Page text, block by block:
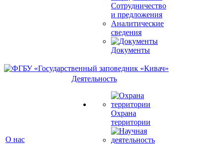
Сотрудничество
и предложения
Аналитические
сведения
Документы
О нас
Деятельность
Охрана
территории